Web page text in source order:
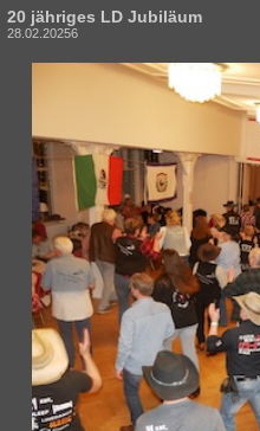
20 jähriges LD Jubiläum
28.02.20256